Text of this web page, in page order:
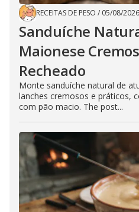
RECEITAS DE PESO / 05/08/2026
Sanduíche
Maionese
Recheado
Monte sanduíche natural de
lanches cremosos e práticos,
com pão macio. The post...